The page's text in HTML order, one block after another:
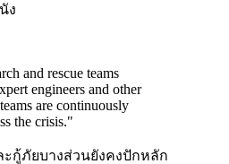
ง
and rescue teams
engineers and other
are continuously
the crisis."
กู้ภัยบางส่วนยังคงปักหลัก